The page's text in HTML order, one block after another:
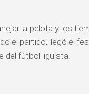
la pelota y los
el partido, llegó el
del fútbol liguista.